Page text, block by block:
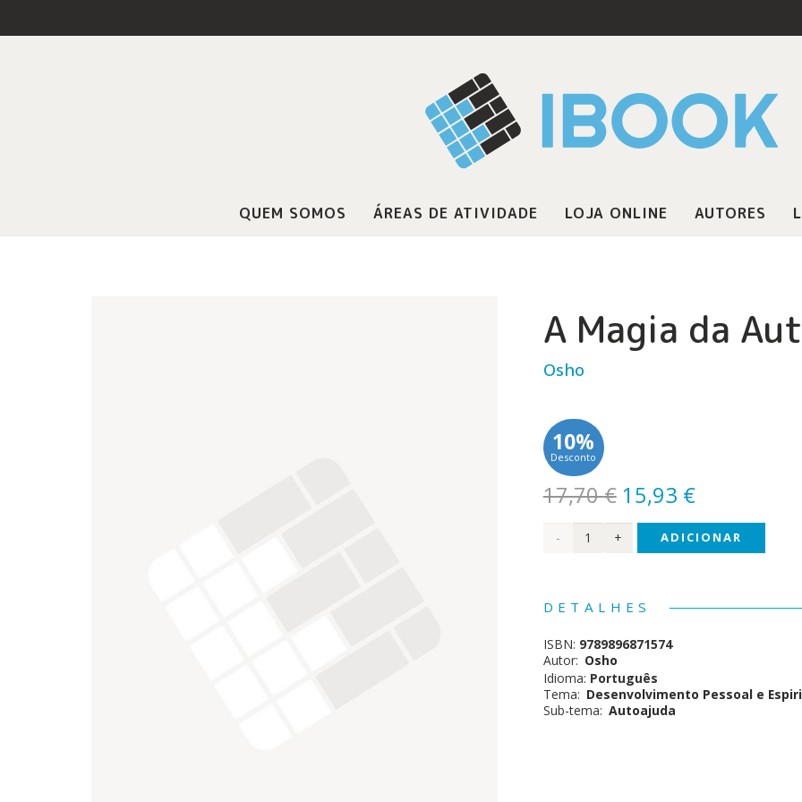
QUEM SOMOS ÁREAS DE ATIVIDADE LOJA ONLINE AUTORES
A Magia da
Osho
10%
Desconto
17,70€ O
preço
original
15,93 €O
preço
atual
Quantidade
Autoestima
ADICIONAR
DETALHES
ISBN: 9789896871574
Autor: Osho
Idioma: Português
Tema: Desenvolvimento Pessoal e
Sub-tema: Autoajuda